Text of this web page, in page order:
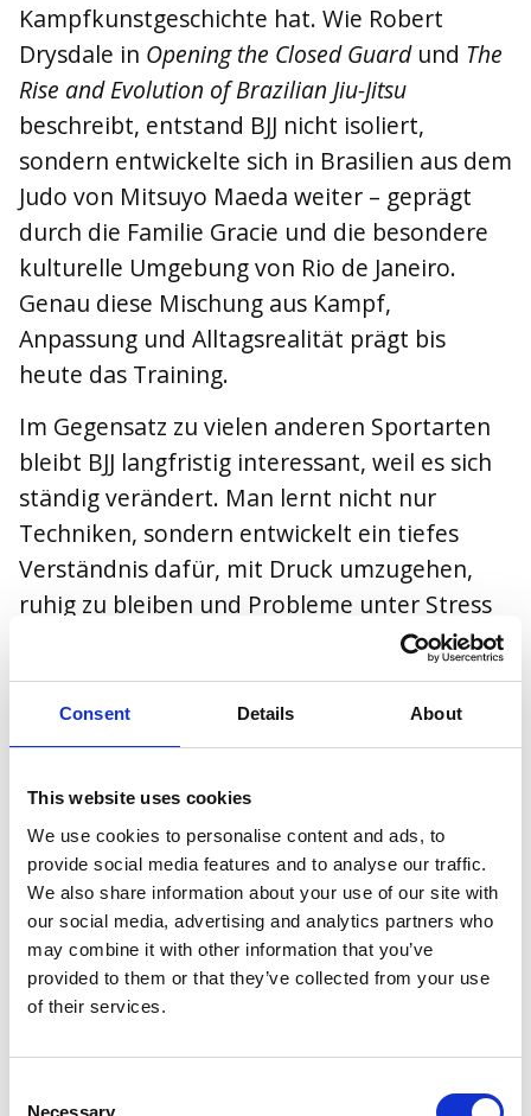
Consent Details About
This website uses cookies
We use cookies to personalise content and ads, to
provide social media features and to analyse our traffic.
We also share information about your use of our site with
our social media, advertising and analytics partners who
may combine it with other information that you’ve
provided to them or that they’ve collected from your use
of their services.
Necessary
Kampfkunstgeschichte hat. Wie Robert
Drysdale in Opening the Closed Guardund The
Rise and Evolution of Brazilian Jiu-Jitsu
beschreibt, entstand BJJ nicht isoliert,
sondern entwickelte sich in Brasilien aus dem
Judo von Mitsuyo Maeda weiter – geprägt
durch die Familie Gracie und die besondere
kulturelle Umgebung von Rio de Janeiro.
Genau diese Mischung aus Kampf,
Anpassung und Alltagsrealität prägt bis
heute das Training.
Im Gegensatz zu vielen anderen Sportarten
bleibt BJJ langfristig interessant, weil es sich
ständig verändert. Man lernt nicht nur
Techniken, sondern entwickelt ein tiefes
Verständnis dafür, mit Druck umzugehen,
ruhig zu bleiben und Probleme unter Stress
systematisch zu lösen. Diese Fähigkeiten sind
eng mit der ursprünglichen Idee verbunden,
die in den frühen Vale-Tudo-Zeiten in
Brasilien entstand: ein funktionales,
bleiben. Dieser permanente Lernprozess ist
ein zentraler Grund, warum viele dem BJJ
über Jahre treu bleiben.
Training wird Teil des Alltags
In Brasilien entwickelte sich rund um die
ersten Academias, insbesondere in Rio, eine
starke Trainingskultur, die weit über das